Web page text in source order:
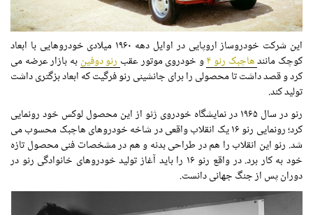
این شرکت خودروساز اروپایی در اوایل دهه ۱۹۶۰ میلادی خودروهایی با ابعاد
کوچک مانندهاچبک رنو ۴ و خودروی موتور عقب رنو دوفینبه بازار عرضه می
کرد و قصد داشت تا محصولی را برای جانشینی رنو فرگیت که ابعاد بزگتری داشت
تولید کند.
رنو در سال ۱۹۶۵ در نمایشگاه خودروی ژنو از این محصول لوکس خود رونمایی
کرد؛ رونمایی رنو ۱۶ یک انقلاب واقعی در شاخه خودروهای هاچبک محسوب می
شد. رنو این انقلاب را هم در طراحی بدنه و هم در مشخصات فنی محصول تازه
خود به کار برد. در واقع رنو ۱۶ را باید آغاز تولید خودروهای خانوادگی رنو در
دوران پس از جنگ جهانی دانست.